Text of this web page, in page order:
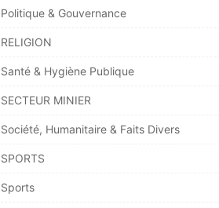
Politique & Gouvernance
RELIGION
Santé & Hygiène Publique
SECTEUR MINIER
Société, Humanitaire & Faits Divers
SPORTS
Sports